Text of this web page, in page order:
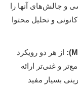
و چالش‌های آنها را
و تحلیل محتوا
از هر دو رویکرد
و غنی‌تر ارائه
بسیار مفید